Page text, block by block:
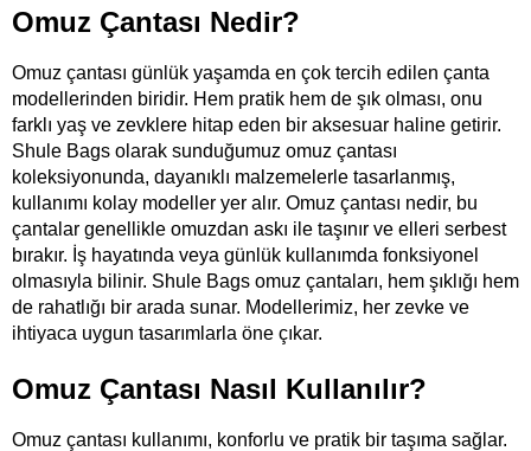
Omuz Çantası Nedir?
Omuz çantası günlük yaşamda en çok tercih edilen çanta
modellerinden biridir. Hem pratik hem de şık olması, onu
farklı yaş ve zevklere hitap eden bir aksesuar haline getirir.
Shule Bags olarak sunduğumuz omuz çantası
koleksiyonunda, dayanıklı malzemelerle tasarlanmış,
kullanımı kolay modeller yer alır. Omuz çantası nedir, bu
çantalar genellikle omuzdan askı ile taşınır ve elleri serbest
bırakır. İş hayatında veya günlük kullanımda fonksiyonel
olmasıyla bilinir. Shule Bags omuz çantaları, hem şıklığı hem
de rahatlığı bir arada sunar. Modellerimiz, her zevke ve
ihtiyaca uygun tasarımlarla öne çıkar.
Omuz Çantası Nasıl Kullanılır?
Omuz çantası kullanımı, konforlu ve pratik bir taşıma sağlar.